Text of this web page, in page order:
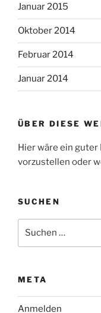
Januar 2015
Oktober 2014
Februar 2014
Januar 2014
ÜBER DIESE
Hier wäre ein guter
vorzustellen oder
SUCHEN
nach:
META
Anmelden